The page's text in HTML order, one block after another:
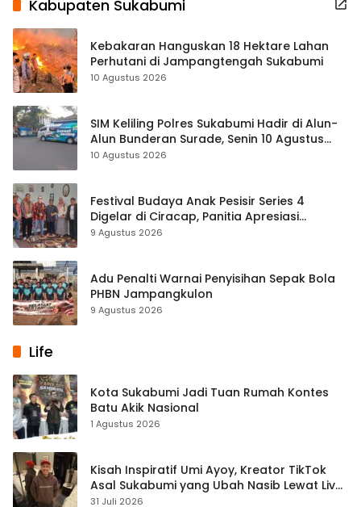
Kabupaten Sukabumi
Kebakaran Hanguskan 18 Hektare Lahan
Perhutani di Jampangtengah Sukabumi
10 Agustus 2026
SIM Keliling Polres Sukabumi Hadir di Alun-
Alun Bunderan Surade, Senin 10 Agustus
2026
10 Agustus 2026
Festival Budaya Anak Pesisir Series 4
Digelar di Ciracap, Panitia Apresiasi
Dukungan Disbudpora Sukabumi
9 Agustus 2026
Adu Penalti Warnai Penyisihan Sepak Bola
PHBN Jampangkulon
9 Agustus 2026
Life
Kota Sukabumi Jadi Tuan Rumah Kontes
Batu Akik Nasional
1 Agustus 2026
Kisah Inspiratif Umi Ayoy, Kreator TikTok
Asal Sukabumi yang Ubah Nasib Lewat Live
Streaming
31 Juli 2026